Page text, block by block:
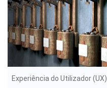
Experiência do Utilizador (UX)